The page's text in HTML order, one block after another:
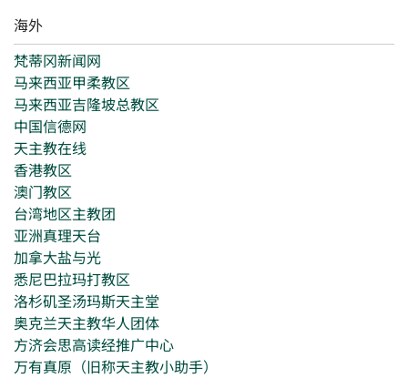
海外
梵蒂冈新闻网
马来西亚甲柔教区
马来西亚吉隆坡总教区
中国信德网
天主教在线
香港教区
澳门教区
台湾地区主教团
亚洲真理天台
加拿大盐与光
悉尼巴拉玛打教区
洛杉矶圣汤玛斯天主堂
奥克兰天主教华人团体
方济会思高读经推广中心
万有真原（旧称天主教小助手）